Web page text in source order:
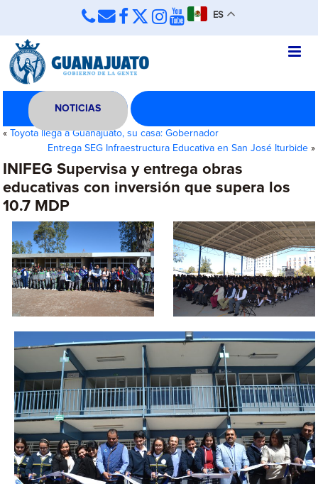
ES
NOTICIAS
«
Toyota llega a Guanajuato, su casa: Gobernador
Entrega SEG Infraestructura Educativa en San José Iturbide»
INIFEG Supervisa y entrega obras
educativas con inversión que supera los
10.7 MDP